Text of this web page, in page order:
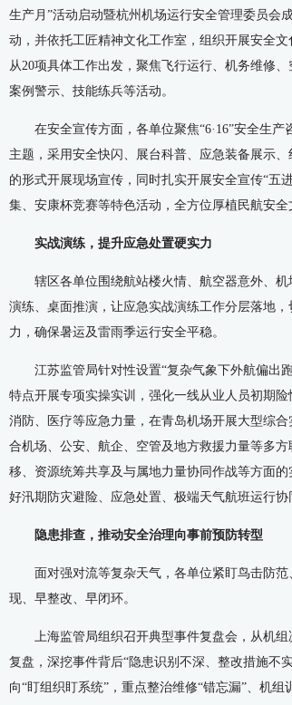
生产月”活动启动暨杭州机场运行安全管理委员会
动，并依托工匠精神文化工作室，组织开展安全
从20项具体工作出发，聚焦飞行运行、机务维修
案例警示、技能练兵等活动。
在安全宣传方面，各单位聚焦“6·16”安全生
主题，采用安全快闪、展台科普、应急装备展示
的形式开展现场宣传 ， 同时扎实开展安全宣传“五
集、安康杯竞赛等特色活动，全方位厚植民航安全
实战演练，提升应急处置硬实力
辖区各单位 围绕航站楼火情、航空器意外、
演练、桌面推演 ， 让应急实战演练工作分层落地 ，
力，确保暑运及雷雨季运行安全平稳。
江苏监管局针对性设置“复杂气象下外航偏出
特点开展专项实操实训，强化一线从业人员初期
消防、医疗等应急力量，在青岛机场开展大型综
合机场、公安、航企、空管及地方救援力量等多
移、资源统筹共享及与属地力量协同作战等方面
好汛期防灾避险、应急处置、极端天气航班运行
隐患排查，推动安全治理向事前预防转型
面对强对流等复杂天气 ， 各单位紧盯鸟击防
现、早整改、早闭环。
上海监管局组织召开典型事件复盘会，从机
复盘，深挖事件背后“隐患识别不深、整改措施不
向“盯组织盯系统”，重点整治维修“错忘漏”、机